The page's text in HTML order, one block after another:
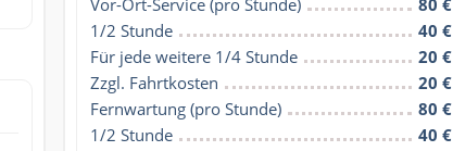
1/2 Stunde
40 €
Für jede weitere 1/4 Stunde
20 €
Zzgl. Fahrtkosten
20 €
Fernwartung (pro Stunde)
80 €
1/2 Stunde
40 €